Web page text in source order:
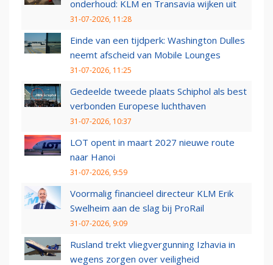
onderhoud: KLM en Transavia wijken uit
31-07-2026, 11:28
Einde van een tijdperk: Washington Dulles
neemt afscheid van Mobile Lounges
31-07-2026, 11:25
Gedeelde tweede plaats Schiphol als best
verbonden Europese luchthaven
31-07-2026, 10:37
LOT opent in maart 2027 nieuwe route
naar Hanoi
31-07-2026, 9:59
Voormalig financieel directeur KLM Erik
Swelheim aan de slag bij ProRail
31-07-2026, 9:09
Rusland trekt vliegvergunning Izhavia in
wegens zorgen over veiligheid